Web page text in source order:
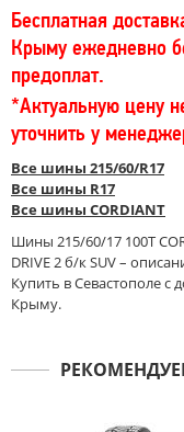
Бесплатная
Крыму ежедневно
предоплат.
*Актуальную цену
уточнить у
Все шины 215/60/R17
Все шины R17
Все шины CORDIANT
Шины 215/60/17 100T
DRIVE 2 б/к SUV –
Купить в Севастополе с
Крыму.